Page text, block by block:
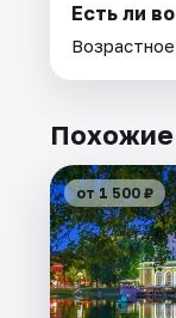
Есть ли
Похожие
от 1 500 ₽